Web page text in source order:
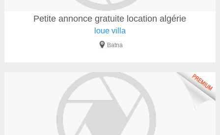
Petite annonce gratuite location algérie
loue villa
Batna